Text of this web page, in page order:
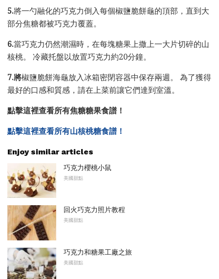
5.將一勺融化的巧克力倒入每個椒鹽脆餅龜的頂部，直到大
部分焦糖都被巧克力覆蓋。
6.當巧克力仍然潮濕時，在每塊糖果上撒上一大片切碎的山
核桃。 冷藏托盤以放置巧克力約20分鐘。
7.將椒鹽脆餅海龜放入冰箱密閉容器中保存兩週。 為了獲得
最好的口感和質感，請在上菜前讓它們達到室溫。
點擊這裡查看所有焦糖糖果食譜！
點擊這裡查看所有山核桃糖食譜！
Enjoy similar articles
巧克力櫻桃小鼠
美國甜點
回火巧克力照片教程
美國甜點
巧克力和糖果工廠之旅
美國甜點